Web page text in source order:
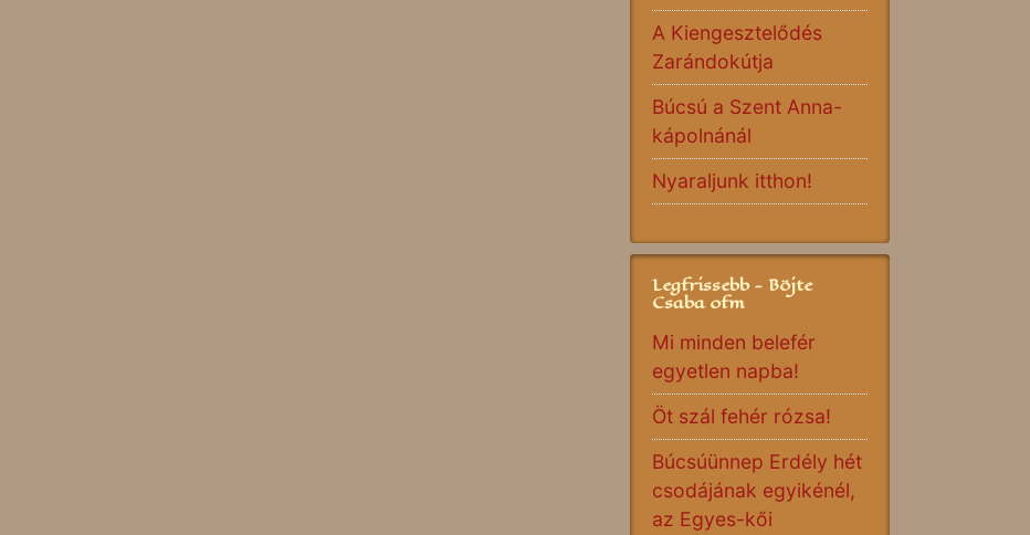
A Kiengesztelődés
Zarándokútja
Búcsú a Szent Anna-
kápolnánál
Nyaraljunk itthon!
Legfrissebb - Böjte
Csaba ofm
Mi minden belefér
egyetlen napba!
Öt szál fehér rózsa!
Búcsúünnep Erdély hét
csodájának egyikénél,
az Egyes-kői